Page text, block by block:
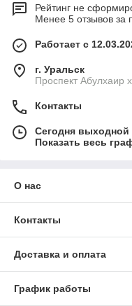
Рейтинг не
Менее 5 отзывов за
Работает с
г. Уральск
Проспект Абулхаир
Контакты
Сегодня выходной
Показать весь
О нас
Контакты
Доставка и оплата
График работы